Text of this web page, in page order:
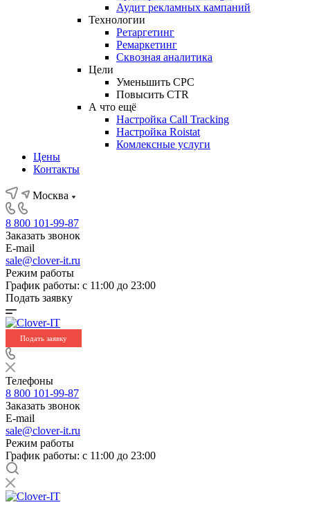
Аудит рекламных кампаний
Технологии
Ретаргетинг
Ремаркетинг
Сквозная аналитика
Цели
Уменьшить CPC
Повысить CTR
А что ещё
Настройка Call Tracking
Настройка Roistat
Комлексные услуги
Цены
Контакты
Москва
8 800 101-99-87
Заказать звонок
E-mail
sale@clover-it.ru
Режим работы
График работы: с 11:00 до 23:00
Подать заявку
Подать заявку
Телефоны
8 800 101-99-87
Заказать звонок
E-mail
sale@clover-it.ru
Режим работы
График работы: с 11:00 до 23:00